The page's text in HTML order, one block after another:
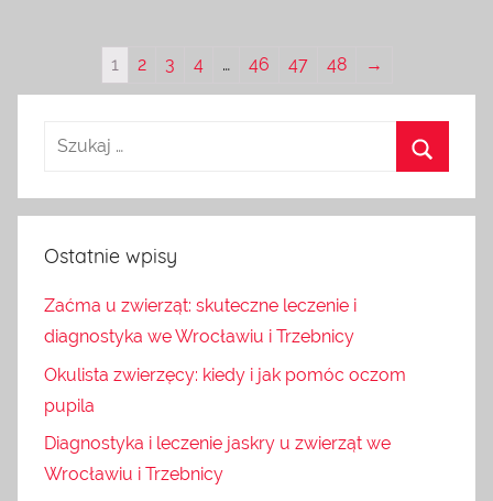
1 2 3 4 … 46 47 48 →
Ostatnie wpisy
Zaćma u zwierząt: skuteczne leczenie i
diagnostyka we Wrocławiu i Trzebnicy
Okulista zwierzęcy: kiedy i jak pomóc oczom
pupila
Diagnostyka i leczenie jaskry u zwierząt we
Wrocławiu i Trzebnicy